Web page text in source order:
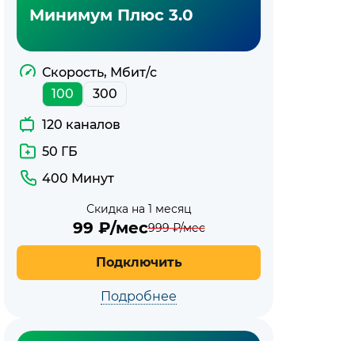
Минимум Плюс 3.0
Скорость, Мбит/с
100
300
120 каналов
50 ГБ
400 Минут
Скидка на 1 месяц
99 ₽/мес999₽/мес
Подключить
Подробнее